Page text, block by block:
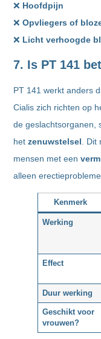
❌ Hoofdpijn
❌Opvliegers of
❌ Licht verhoogde
7. Is PT 141
PT 141 werkt anders
Cialis zich richten op
de geslachtsorganen,
hetzenuwstelsel .
mensen met een
alleen
Kenmerk
Werking
Effect
Duur werking
Geschikt voor
vrouwen?